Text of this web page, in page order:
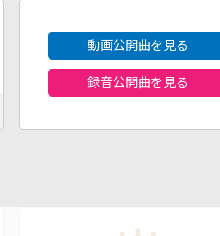
動画公開曲を見る
録音公開曲を見る